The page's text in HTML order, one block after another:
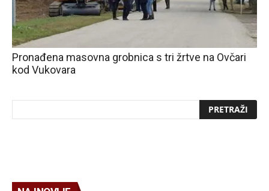
Pronađena masovna grobnica s tri žrtve na Ovčari
kod Vukovara